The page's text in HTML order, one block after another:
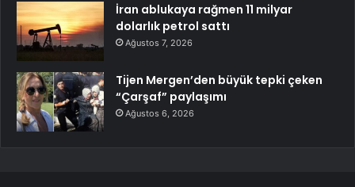
İran ablukaya rağmen 11 milyar
dolarlık petrol sattı
Ağustos 7, 2026
Tijen Mergen’den büyük tepki çeken
“Çarşaf” paylaşımı
Ağustos 6, 2026